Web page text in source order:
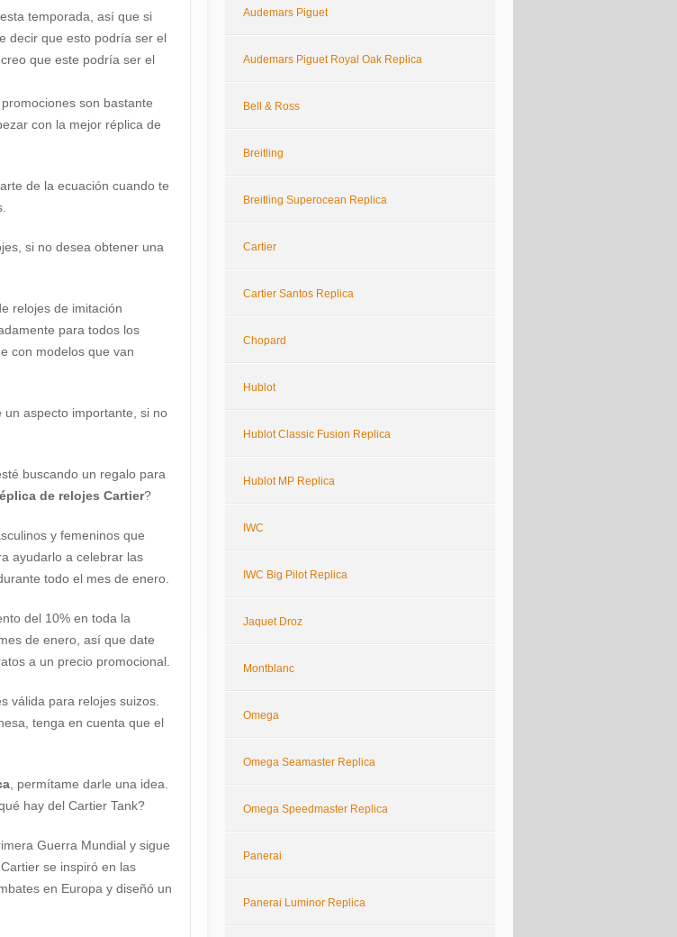
temporada, así que si
decir que esto podría ser el
que este podría ser el
son bastante
con la mejor réplica de
de la ecuación cuando te
si no desea obtener una
relojes de imitación
para todos los
con modelos que van
aspecto importante, si no
buscando un regalo para
de relojes Cartier?
y femeninos que
ayudarlo a celebrar las
todo el mes de enero.
del 10% en toda la
de enero, así que date
a un precio promocional.
válida para relojes suizos.
tenga en cuenta que el
, permítame darle una idea.
hay del Cartier Tank?
Guerra Mundial y sigue
se inspiró en las
en Europa y diseñó un
Audemars Piguet
Audemars Piguet Royal Oak Replica
Bell & Ross
Breitling
Breitling Superocean Replica
Cartier
Cartier Santos Replica
Chopard
Hublot
Hublot Classic Fusion Replica
Hublot MP Replica
IWC
IWC Big Pilot Replica
Jaquet Droz
Montblanc
Omega
Omega Seamaster Replica
Omega Speedmaster Replica
Panerai
Panerai Luminor Replica